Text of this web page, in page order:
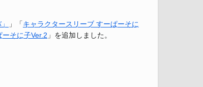
」「キャラクタースリーブ すーぱーそに
そに子Ver.2 」を追加しました。